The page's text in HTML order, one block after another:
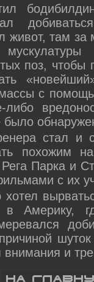
живот, там
поз, чтобы
с
было
стал и
похожим
Парка и
с их
Америку,
и